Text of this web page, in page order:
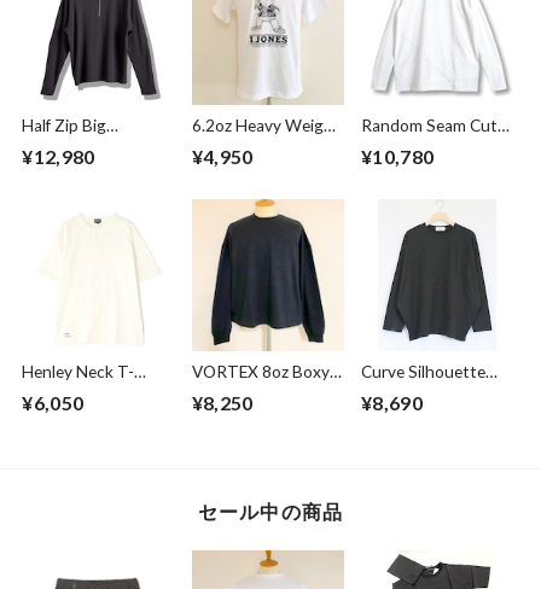
Half Zip Big
Pullover Gray
¥12,980
6.2oz Heavy Weight
T-shirts FRP-0038
¥4,950
Random Seam Cut
Off Crew Neck L/S
T-shirts White
¥10,780
Henley Neck T-
shirts Off White
¥6,050
VORTEX 8oz Boxy
Cropped L/S Tee
with with Glasses
¥8,250
Curve Silhouette
Cut & Sewn Black
¥8,690
セール中の商品